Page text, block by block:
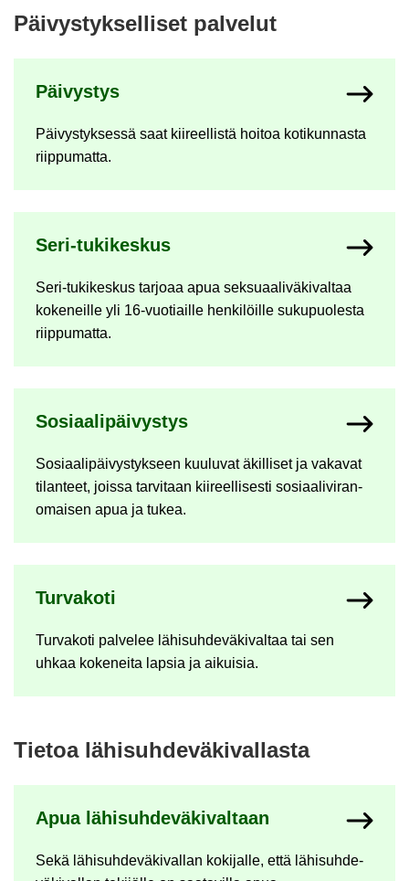
Päi­vys­tyk­sel­li­set pal­ve­lut
Päi­vys­tys
Päi­vys­tyk­ses­sä saat kii­reel­lis­tä hoi­toa ko­ti­kun­nas­ta
riip­pu­mat­ta.
Seri-​tukikeskus
Seri-​tukikeskus tar­jo­aa apua sek­su­aa­li­vä­ki­val­taa
ko­ke­neil­le yli 16-​vuotiaille hen­ki­löil­le su­ku­puo­les­ta
riip­pu­mat­ta.
So­si­aa­li­päi­vys­tys
So­si­aa­li­päi­vys­tyk­seen kuu­lu­vat äkil­li­set ja va­ka­vat
ti­lan­teet, jois­sa tar­vi­taan kii­reel­li­ses­ti so­si­aa­li­vi­ran­
omai­sen apua ja tukea.
Tur­va­ko­ti
Tur­va­ko­ti pal­ve­lee lä­hi­suh­de­vä­ki­val­taa tai sen
uhkaa ko­ke­nei­ta lap­sia ja ai­kui­sia.
Tie­toa lä­hi­suh­de­vä­ki­val­las­ta
Apua lä­hi­suh­de­vä­ki­val­taan
Sekä lä­hi­suh­de­vä­ki­val­lan ko­ki­jal­le, että lä­hi­suh­de­